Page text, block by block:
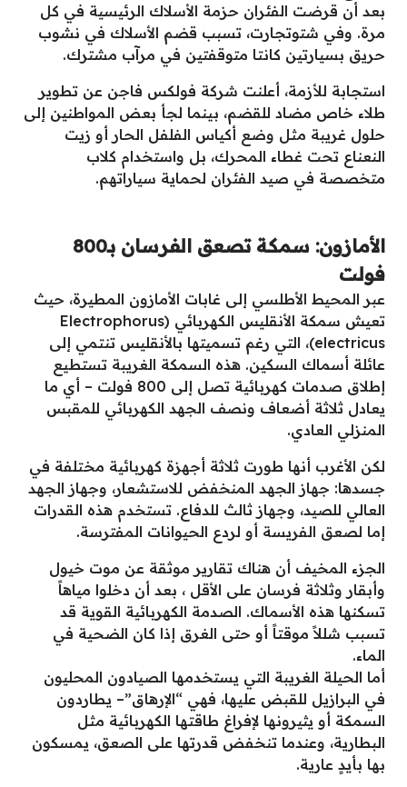
بعد أن قرضت الفئران حزمة الأسلاك الرئيسية في كل
مرة. وفي شتوتجارت، تسبب قضم الأسلاك في نشوب
حريق بسيارتين كانتا متوقفتين في مرآب مشترك.
استجابة للأزمة، أعلنت شركة فولكس فاجن عن تطوير
طلاء خاص مضاد للقضم، بينما لجأ بعض المواطنين إلى
حلول غريبة مثل وضع أكياس الفلفل الحار أو زيت
النعناع تحت غطاء المحرك، بل واستخدام كلاب
متخصصة في صيد الفئران لحماية سياراتهم.
الأمازون: سمكة تصعق الفرسان بـ800
فولت
عبر المحيط الأطلسي إلى غابات الأمازون المطيرة، حيث
تعيش سمكة الأنقليس الكهربائي (Electrophorus
electricus)، التي رغم تسميتها بالأنقليس تنتمي إلى
عائلة أسماك السكين. هذه السمكة الغريبة تستطيع
إطلاق صدمات كهربائية تصل إلى 800 فولت – أي ما
يعادل ثلاثة أضعاف ونصف الجهد الكهربائي للمقبس
المنزلي العادي.
لكن الأغرب أنها طورت ثلاثة أجهزة كهربائية مختلفة في
جسدها: جهاز الجهد المنخفض للاستشعار، وجهاز الجهد
العالي للصيد، وجهاز ثالث للدفاع. تستخدم هذه القدرات
إما لصعق الفريسة أو لردع الحيوانات المفترسة.
الجزء المخيف أن هناك تقارير موثقة عن موت خيول
وأبقار وثلاثة فرسان على الأقل ، بعد أن دخلوا مياهاً
تسكنها هذه الأسماك. الصدمة الكهربائية القوية قد
تسبب شللاً موقتاً أو حتى الغرق إذا كان الضحية في
الماء.
أما الحيلة الغريبة التي يستخدمها الصيادون المحليون
في البرازيل للقبض عليها، فهي “الإرهاق”– يطاردون
السمكة أو يثيرونها لإفراغ طاقتها الكهربائية مثل
البطارية، وعندما تنخفض قدرتها على الصعق، يمسكون
بها بأيدٍ عارية.